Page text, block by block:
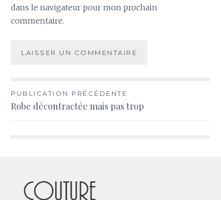
dans le navigateur pour mon prochain
commentaire.
Navigation
de
PUBLICATION PRÉCÉDENTE
Robe décontractée mais pas trop